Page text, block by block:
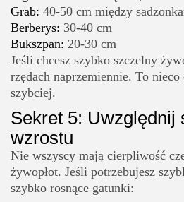
Grab: 40-50 cm między
Berberys: 30-40 cm
Bukszpan: 20-30 cm
Jeśli chcesz szybko szczelny
rzędach naprzemiennie. To
szybciej.
Sekret 5: Uwzględnij
wzrostu
Nie wszyscy mają cierpliwość
żywopłot. Jeśli potrzebujesz
szybko rosnące gatunki: